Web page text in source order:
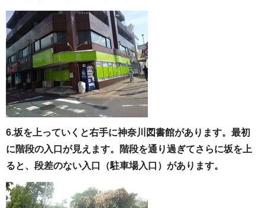
6.坂を上っていくと右手に神奈川図書館があります。最初
に階段の入口が見えます。階段を通り過ぎてさらに坂を上
ると、段差のない入口（駐車場入口）があります。